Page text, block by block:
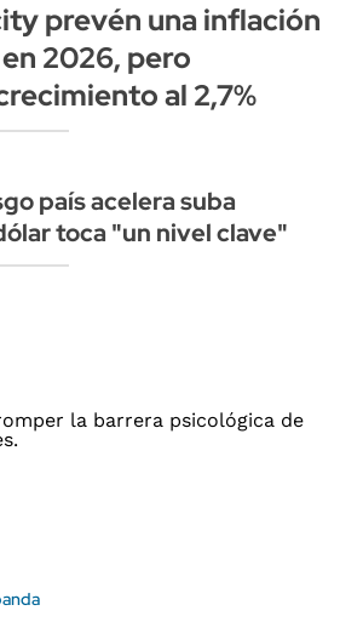
prevén una inflación
2026, pero
al 2,7%
país acelera suba
toca "un nivel clave"